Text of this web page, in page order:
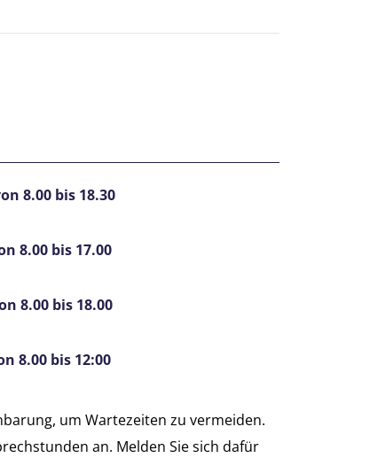
8.00 bis 18.30
bis 17.00
bis 18.00
bis 12:00
um Wartezeiten zu vermeiden.
an. Melden Sie sich dafür